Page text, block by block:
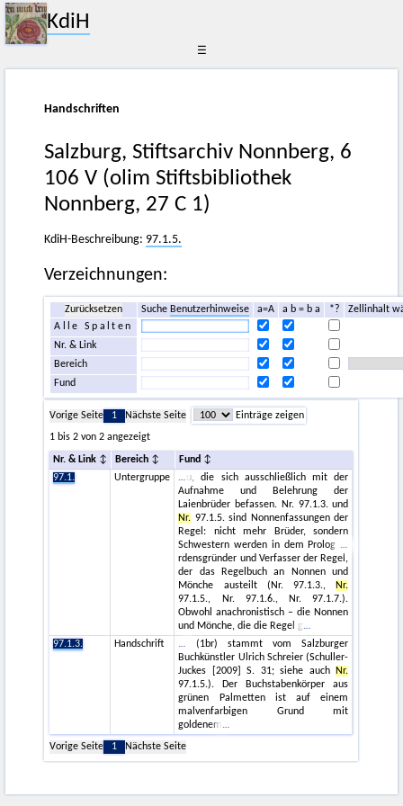
KdiH
☰
Handschriften
Salzburg, Stiftsarchiv Nonnberg, 6
106 V (olim Stiftsbibliothek
Nonnberg, 27 C 1)
KdiH-Beschreibung: 97.1.5.
Verzeichnungen:
Zurücksetzen Suche Benutzerhinweise a=A a b = b a *?
Zellinhalt
Alle Spalten
Nr. & Link
Bereich
Fund
Vorige Seite 1 Nächste Seite
Einträge zeigen
1 bis 2 von 2 angezeigt
Nr. & Link Bereich
Fund
97.1.
Untergruppe
u, die sich ausschließlich mit der
Aufnahme und Belehrung der
Laienbrüder befassen. Nr. 97.1.3. und
Nr. 97.1.5. sind Nonnenfassungen der
Regel: nicht mehr Brüder, sondern
Schwestern werden in dem Prolog
rdensgründer und Verfasser der Regel,
der das Regelbuch an Nonnen und
Mönche austeilt (Nr. 97.1.3., Nr.
97.1.5., Nr. 97.1.6., Nr. 97.1.7.).
Obwohl anachronistisch – die Nonnen
und Mönche, die die Regel g
97.1.3.
Handschrift
(1br) stammt vom Salzburger
Buchkünstler Ulrich Schreier (Schuller-
Juckes [2009] S. 31; siehe auch Nr.
97.1.5.). Der Buchstabenkörper aus
grünen Palmetten ist auf einem
malvenfarbigen Grund mit
goldenem
Vorige Seite
1 Nächste Seite